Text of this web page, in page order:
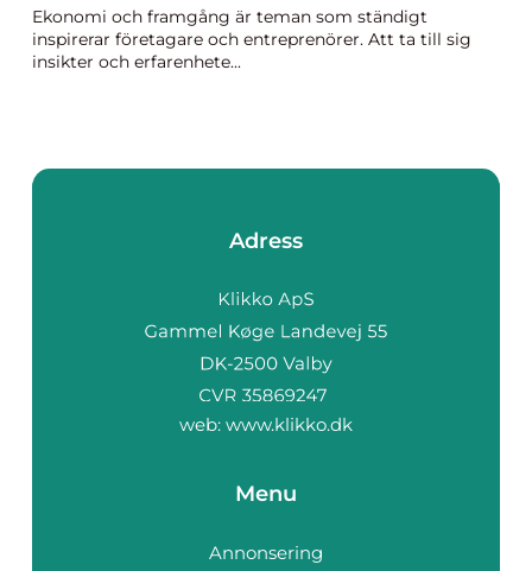
Ekonomi och framgång är teman som ständigt
inspirerar företagare och entreprenörer. Att ta till sig
insikter och erfarenhete...
Adress
web: www.klikko.dk
Menu
Annonsering